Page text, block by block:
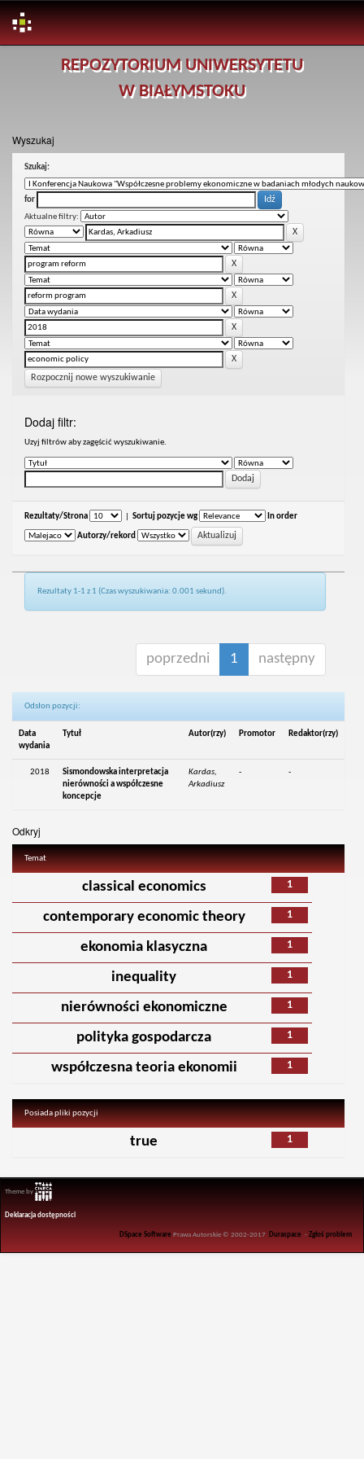
REPOZYTORIUM UNIWERSYTETU
W BIAŁYMSTOKU
Wyszukaj
Szukaj:
for
Aktualne filtry:
Rozpocznij nowe wyszukiwanie
Dodaj filtr:
Uzyj filtrów aby zagęścić wyszukiwanie.
Rezultaty/Strona Sortuj pozycje wg In order
Autorzy/rekord
Rezultaty 1-1 z 1 (Czas wyszukiwania: 0.001 sekund).
poprzedni 1 następny
Odsłon pozycji:
Data
wydania
Tytuł Autor(rzy) Promotor Redaktor(rzy)
2018
Sismondowska interpretacja
nierówności a współczesne
koncepcje
Kardas,
Arkadiusz
- -
Odkryj
Temat
1
classical economics
1
contemporary economic theory
1
ekonomia klasyczna
1
inequality
1
nierówności ekonomiczne
1
polityka gospodarcza
1
współczesna teoria ekonomii
Posiada pliki pozycji
1
true
Theme by
Deklaracja dostępności
DSpace Software Prawa Autorskie © 2002-2017 Duraspace -Zgłoś problem